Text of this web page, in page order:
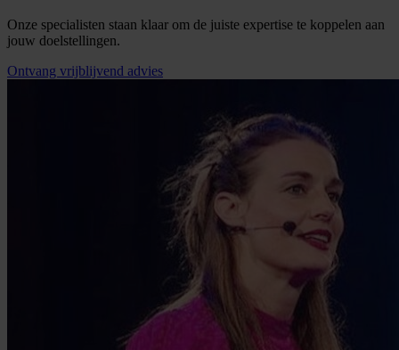
Onze specialisten staan klaar om de juiste expertise te koppelen aan
jouw doelstellingen.
Ontvang vrijblijvend advies